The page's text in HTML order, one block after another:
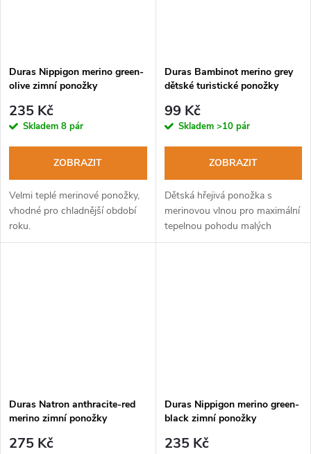
Duras Nippigon merino green-
olive zimní ponožky
235 Kč
Skladem 8 pár
ZOBRAZIT
Velmi teplé merinové ponožky,
vhodné pro chladnější období
roku.
Duras Bambinot merino grey
dětské turistické ponožky
99 Kč
Skladem >10 pár
ZOBRAZIT
Dětská hřejivá ponožka s
merinovou vlnou pro maximální
tepelnou pohodu malých
turistů.
Duras Natron anthracite-red
merino zimní ponožky
275 Kč
Duras Nippigon merino green-
black zimní ponožky
235 Kč